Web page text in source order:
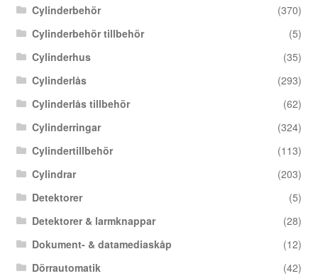
Cylinderbehör
(370)
Cylinderbehör tillbehör
(5)
Cylinderhus
(35)
Cylinderlås
(293)
Cylinderlås tillbehör
(62)
Cylinderringar
(324)
Cylindertillbehör
(113)
Cylindrar
(203)
Detektorer
(5)
Detektorer & larmknappar
(28)
Dokument- & datamediaskåp
(12)
Dörrautomatik
(42)